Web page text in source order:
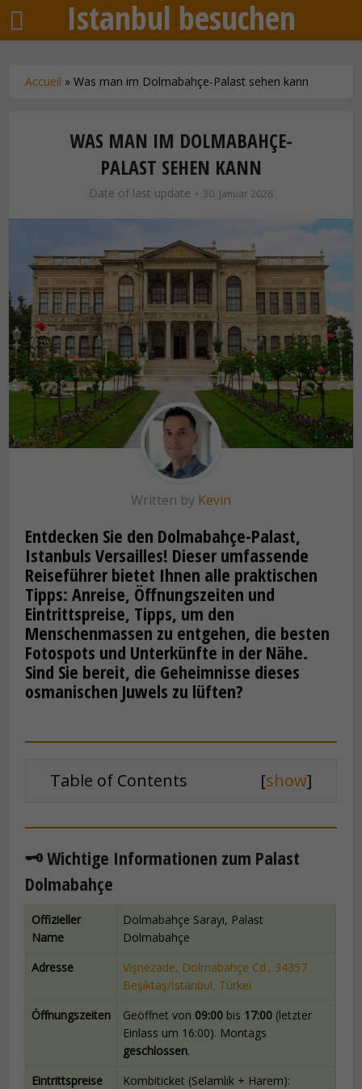
Istanbul besuchen
Accueil »Was man im Dolmabahçe-Palast sehen kann
WAS MAN IM DOLMABAHÇE-
PALAST SEHEN KANN
Date of last update 30. Januar 2026
Written by Kevin
Entdecken Sie den Dolmabahçe-Palast,
Istanbuls Versailles! Dieser umfassende
Reiseführer bietet Ihnen alle praktischen
Tipps: Anreise, Öffnungszeiten und
Eintrittspreise, Tipps, um den
Menschenmassen zu entgehen, die besten
Fotospots und Unterkünfte in der Nähe.
Sind Sie bereit, die Geheimnisse dieses
osmanischen Juwels zu lüften?
Table of Contents [show]
🗝️ Wichtige Informationen zum Palast
Dolmabahçe
Offizieller
Name
Dolmabahçe Sarayı, Palast
Dolmabahçe
Adresse
Vişnezade, Dolmabahçe Cd., 34357
Beşiktaş/İstanbul, Türkei
Öffnungszeiten
Geöffnet von 09:00 bis 17:00 (letzter
Einlass um 16:00). Montags
geschlossen.
Eintrittspreise
Kombiticket (Selamlık + Harem):